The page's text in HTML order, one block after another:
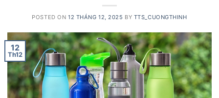
POSTED ON 12 THÁNG 12, 2025 BY TTS_CUONGTHINH
12
Th12